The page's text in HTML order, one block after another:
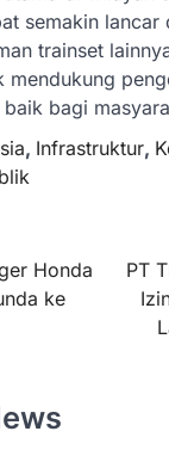
semakin lancar
trainset
mendukung
baik bagi
, Infrastruktur,
Honda
ke
PT